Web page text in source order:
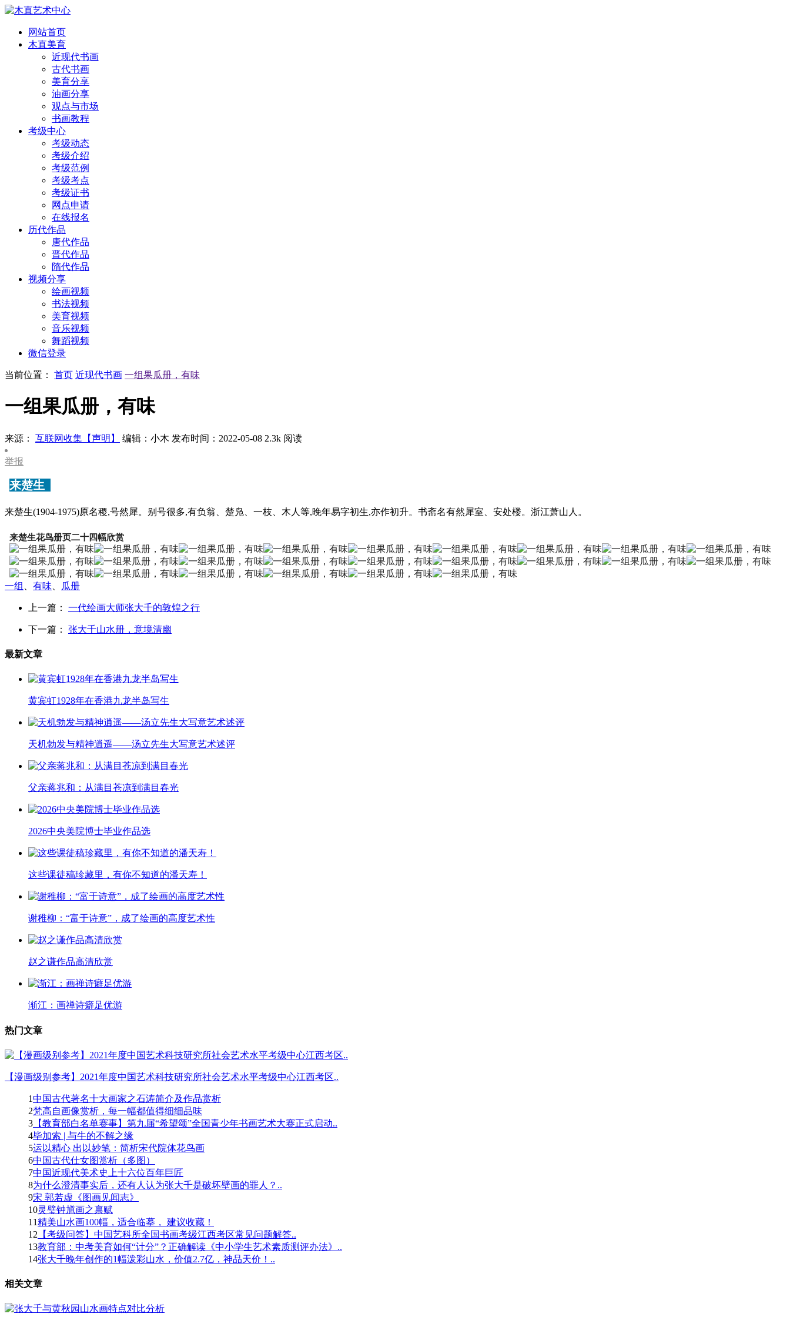
网站首页
木直美育
近现代书画
古代书画
美育分享
油画分享
观点与市场
书画教程
考级中心
考级动态
考级介绍
考级范例
考级考点
考级证书
网点申请
在线报名
历代作品
唐代作品
晋代作品
隋代作品
视频分享
绘画视频
书法视频
美育视频
音乐视频
舞蹈视频
微信登录
当前位置： 首页 近现代书画 一组果瓜册，有味
一组果瓜册，有味
来源： 互联网收集【声明】 编辑：小木 发布时间：2022-05-08 2.3k 阅读
举报
来楚生
来楚生(1904-1975)原名稷,号然犀。别号很多,有负翁、楚凫、一枝、木人等,晚年易字初生,亦作初升。书斋名有然犀室、安处楼。浙江萧山人。
来楚生花鸟册页二十四幅欣赏
一组 有味 瓜册
上一篇： 一代绘画大师张大千的敦煌之行
下一篇： 张大千山水册，意境清幽
最新文章
黄宾虹1928年在香港九龙半岛写生
天机勃发与精神逍遥——汤立先生大写意艺术述评
父亲蒋兆和：从满目苍凉到满目春光
2026中央美院博士毕业作品选
这些课徒稿珍藏里，有你不知道的潘天寿！
谢稚柳：“富于诗意”，成了绘画的高度艺术性
赵之谦作品高清欣赏
渐江：画禅诗癖足优游
热门文章
【漫画级别参考】2021年度中国艺术科技研究所社会艺术水平考级中心江西考区..
1中国古代著名十大画家之石涛简介及作品赏析
2梵高自画像赏析，每一幅都值得细细品味
3 【教育部白名单赛事】第九届“希望颂”全国青少年书画艺术大赛正式启动..
4毕加索 | 与牛的不解之缘
5运以精心 出以妙笔：简析宋代院体花鸟画
6中国古代仕女图赏析（多图）
7中国近现代美术史上十六位百年巨匠
8为什么澄清事实后，还有人认为张大千是破坏壁画的罪人？..
9宋 郭若虚《图画见闻志》
10灵璧钟馗画之禀赋
11精美山水画100幅，适合临摹， 建议收藏！
12 【考级问答】中国艺科所全国书画考级江西考区常见问题解答..
13教育部：中考美育如何“计分”？正确解读《中小学生艺术素质测评办法》..
14张大千晚年创作的1幅泼彩山水，价值2.7亿，神品天价！..
相关文章